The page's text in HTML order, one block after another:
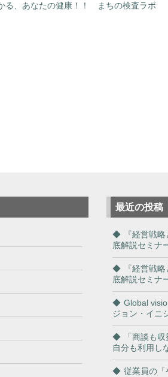
る、あなたの健康！！ まちの検査ラボ
最近の投稿
『経営戦
底解説セミナ
『経営戦
底解説セミナ
Global
ジョン・イニ
「商談も
自分も利用し
従業員の「